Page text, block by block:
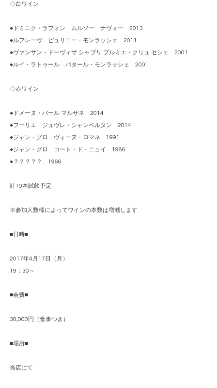
◇白ワイン
●ドミニク・ラフォン ムルソー ナヴォー 2013
●ルフレーヴ ピュリニー・モンラッシェ 2011
●ヴァンサン・ドーヴィサ シャブリ プルミエ・クリュ セシェ 2001
●ルイ・ラトゥール バタール・モンラッシェ 2001
◇赤ワイン
●ドメーヌ・バール マルサネ 2014
●フーリエ ジュヴレ・シャンベルタン 2014
●ジャン・グロ ヴォーヌ・ロマネ 1991
●ジャン・グロ コート・ド・ニュイ 1986
●？？？？？ 1966
計10本試飲予定
※参加人数様によってワインの本数は増減します
■日時■
2017年4月17日（月）
19：30～
■会費■
30,000円（食事つき）
■場所■
当店にて